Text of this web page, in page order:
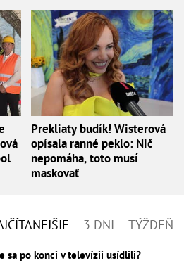
Prekliaty budík! Wisterová
opísala ranné peklo: Nič
nepomáha, toto musí
maskovať
3 DNI TÝŽDEŇ
sa po konci v televízii usídlili?